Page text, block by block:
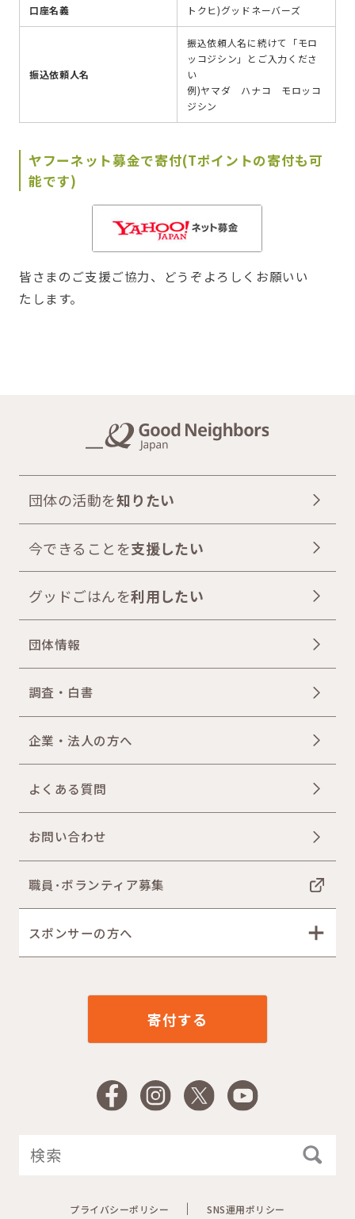
口座名義 トクヒ)グッドネーバーズ
振込依頼人名
振込依頼人名に続けて「モロ
ッコジシン」とご入力くださ
い
例)ヤマダ ハナコ モロッコ
ジシン
ヤフーネット募金で寄付(Tポイントの寄付も可
能です)
皆さまのご支援ご協力、どうぞよろしくお願いい
たします。
団体の活動を知りたい
今できることを支援したい
グッドごはんを利用したい
団体情報
調査・白書
企業・法人の方へ
よくある質問
お問い合わせ
職員･ボランティア募集
スポンサーの方へ
寄付する
FacebookInstagram
X YouTube
プライバシーポリシー SNS運用ポリシー